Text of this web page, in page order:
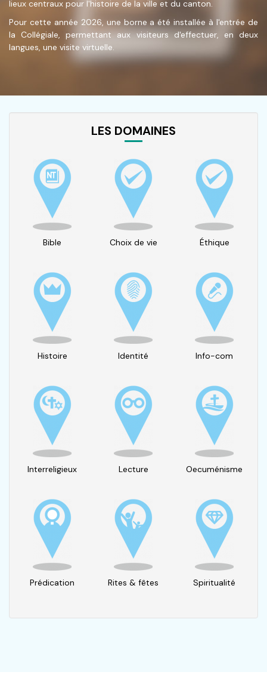
lieux centraux pour l'histoire de la ville et du canton.
Pour cette année 2026, une borne a été installée à l'entrée de
la Collégiale, permettant aux visiteurs d'effectuer, en deux
langues, une visite virtuelle.
LES DOMAINES
Bible Choix de vie Éthique
Histoire Identité Info-com
Interreligieux Lecture Oecuménisme
Prédication Rites & fêtes Spiritualité